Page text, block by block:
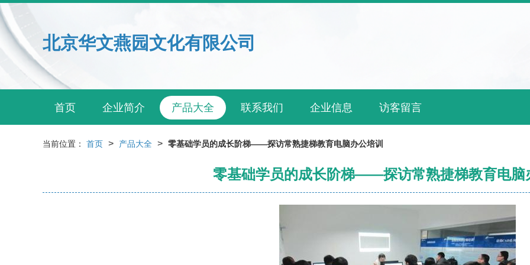
北京华文燕园文化有限公司
首页 企业简介 产品大全 联系我们 企业信息 访客留言
当前位置： 首页 > 产品大全 > 零基础学员的成长阶梯——探访常熟捷梯教育电脑办公培训
零基础学员的成长阶梯——探访常熟捷梯教育电脑